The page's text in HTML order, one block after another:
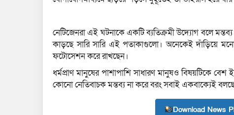
নেটিজেনরা এই ঘটনাকে একটি ব্যতিক্রমী উদ্যোগ বলে
কাড়ছে সারি সারি এই পতাকাগুলো। অনেকেই দাঁড়িয়ে
ফটোসেশন করে রাখছেন।
ধর্মপ্রাণ মানুষের পাশাপাশি সাধারণ মানুষও বিষয়টিকে
কোনো নেতিবাচক মন্তব্য না করে বরং সবাই একবাক্যেই
Download News